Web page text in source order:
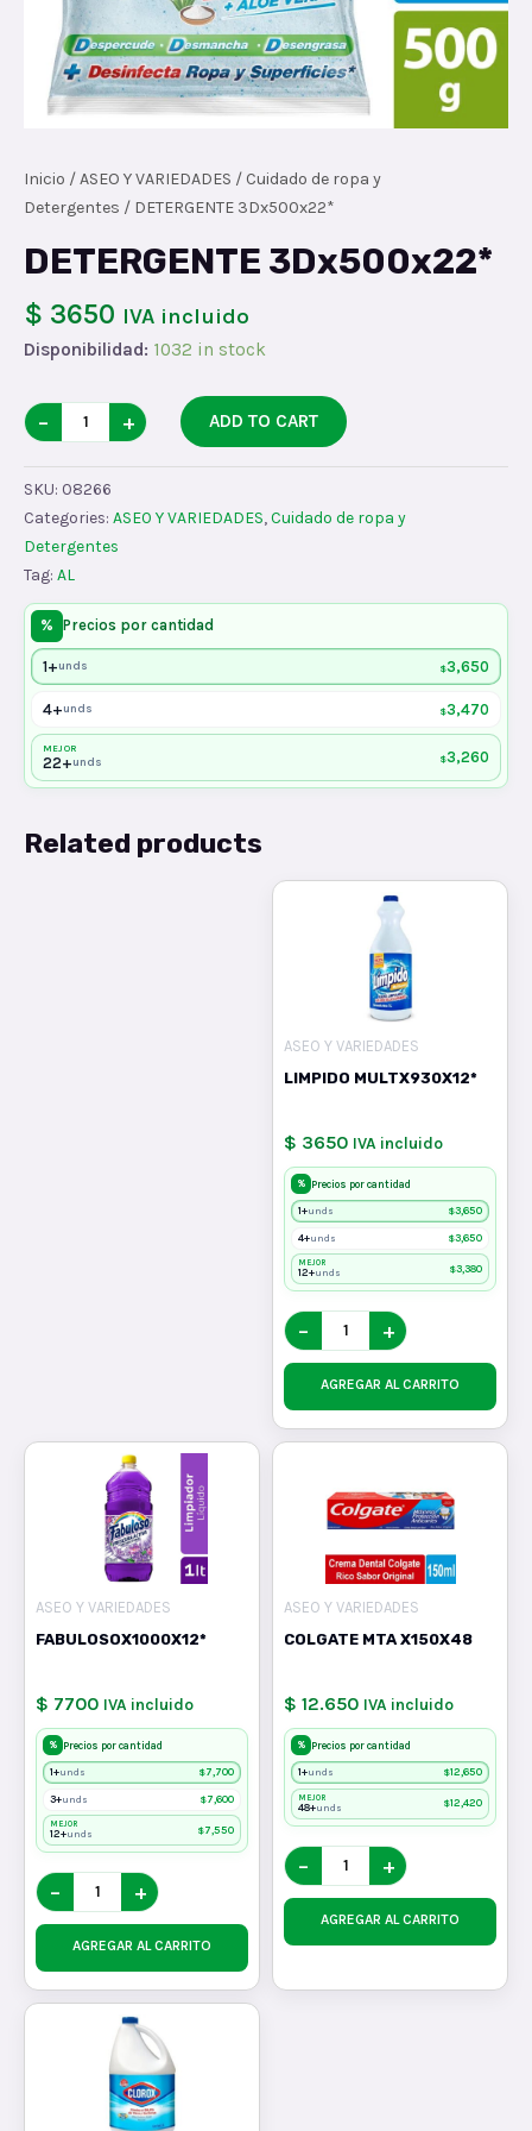
Inicio /ASEO Y VARIEDADES / Cuidado de ropa y
Detergentes / DETERGENTE 3Dx500x22*
DETERGENTE 3Dx500x22*
$ 3650 IVA incluido
Disponibilidad: 1032 in stock
DETERGENTE
3Dx500x22*
quantity
− + ADD TO CART
SKU: 08266
Categories: ASEO Y VARIEDADES,Cuidado de ropa y
Detergentes
Tag: AL
% Precios por cantidad
1+unds $3,650
4+unds $3,470
MEJOR
22+unds $3,260
Related products
ASEO Y VARIEDADES
LIMPIDO MULTX930X12*
$ 3650 IVA incluido
% Precios por cantidad
1+unds $3,650
4+unds $3,650
MEJOR
12+unds $3,380
− +
AGREGAR AL CARRITO
ASEO Y VARIEDADES
FABULOSOX1000X12*
$ 7700 IVA incluido
% Precios por cantidad
1+unds $7,700
3+unds $7,600
MEJOR
12+unds $7,550
− +
AGREGAR AL CARRITO
ASEO Y VARIEDADES
COLGATE MTA X150X48
$ 12.650 IVA incluido
% Precios por cantidad
1+unds $12,650
MEJOR
48+unds $12,420
− +
AGREGAR AL CARRITO